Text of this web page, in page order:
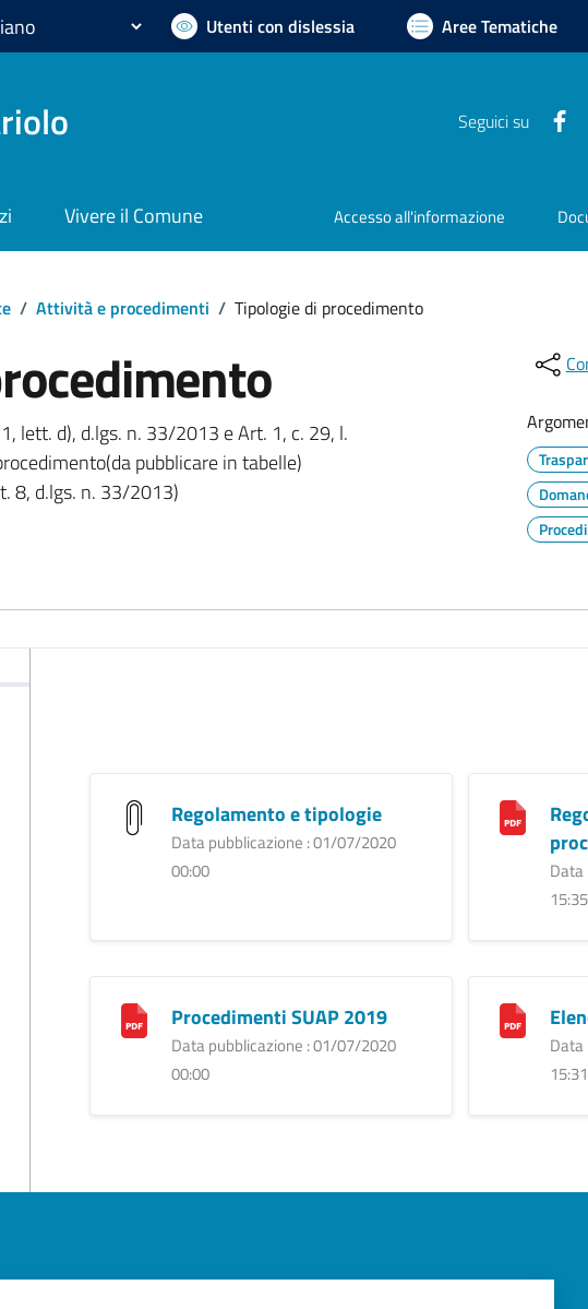
Utenti con dislessia Aree Tematiche
Seguici su
Vivere il Comune Accesso all'informazione
/ Attività e procedimenti / Tipologie di procedimento
lett. d), d.lgs. n. 33/2013 e Art. 1, c. 29, l.
pubblicare in tabelle)
8, d.lgs. n. 33/2013)
Regolamento e tipologie
Data pubblicazione : 01/07/2020
00:00
15:35
Procedimenti SUAP 2019
Data pubblicazione : 01/07/2020
00:00
15:31